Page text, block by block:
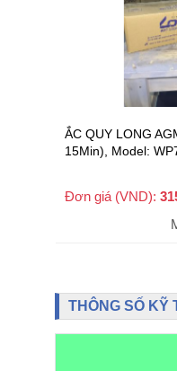
ẮC QUY LONG
Model: WP7.2-12
Đơn giá (VND):
THÔNG SỐ KỸ